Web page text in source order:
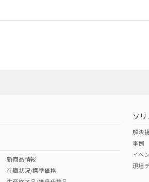
ダウンロードは
（日本
新商品情報
在庫状況/標準価格
ソ
解決
事例
イベ
現場